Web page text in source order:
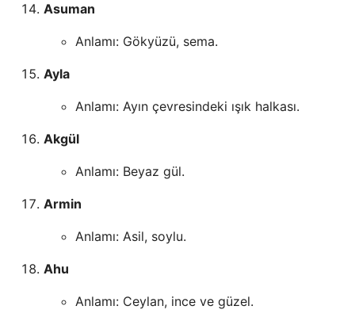
Asuman
Anlamı: Gökyüzü, sema.
Ayla
Anlamı: Ayın çevresindeki ışık halkası.
Akgül
Anlamı: Beyaz gül.
Armin
Anlamı: Asil, soylu.
Ahu
Anlamı: Ceylan, ince ve güzel.